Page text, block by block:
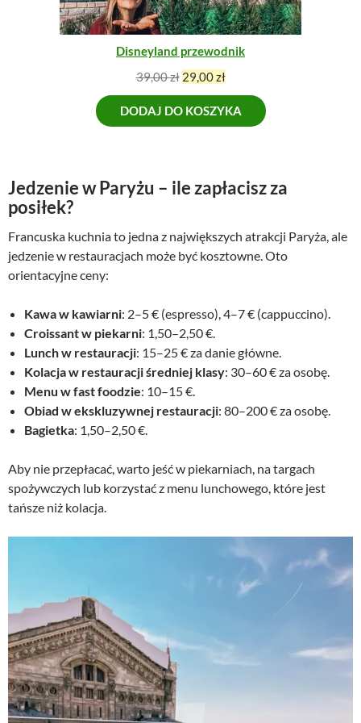
s
i
ł
a
8
9
ł
.
i
:
6
8
0
0
ł
.
C
J
I
Disneyland przewodnik
39,00zł P
i
e
r
t
c
e
n
o
s
i
ł
3
9
0
29,00złA
k
t
u
n
e
n
s
i
2
0
0
ł
DODAJ DO KOSZYKA
Jedzenie w Paryżu – ile zapłacisz za
posiłek?
Francuska kuchnia to jedna z największych atrakcji Paryża, ale
jedzenie w restauracjach może być kosztowne. Oto
orientacyjne ceny:
Kawa w kawiarni: 2–5 € (espresso), 4–7 € (cappuccino).
Croissant w piekarni: 1,50–2,50 €.
Lunch w restauracji: 15–25 € za danie główne.
Kolacja w restauracji średniej klasy: 30–60 € za osobę.
Menu w fast foodzie: 10–15 €.
Obiad w ekskluzywnej restauracji: 80–200 € za osobę.
Bagietka: 1,50–2,50 €.
Aby nie przepłacać, warto jeść w piekarniach, na targach
spożywczych lub korzystać z menu lunchowego, które jest
tańsze niż kolacja.